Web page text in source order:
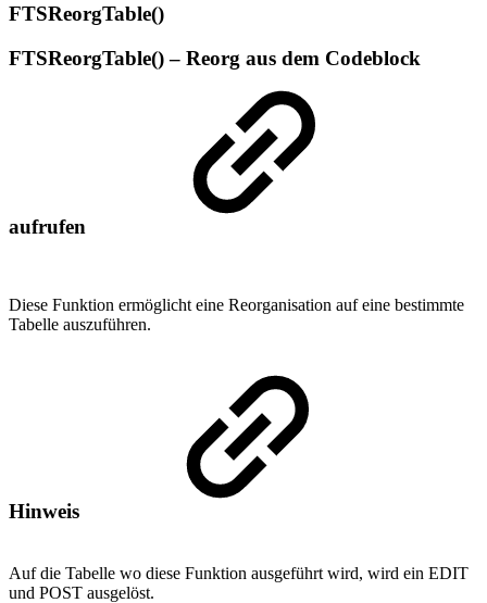
FTSReorgTable()
FTSReorgTable() – Reorg aus dem Codeblock
aufrufen
Diese Funktion ermöglicht eine Reorganisation auf eine bestimmte
Tabelle auszuführen.
Hinweis
Auf die Tabelle wo diese Funktion ausgeführt wird, wird ein EDIT
und POST ausgelöst.